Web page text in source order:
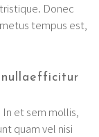
Donec
tempus est,
nullaefficitur
et sem mollis,
quam vel nisi